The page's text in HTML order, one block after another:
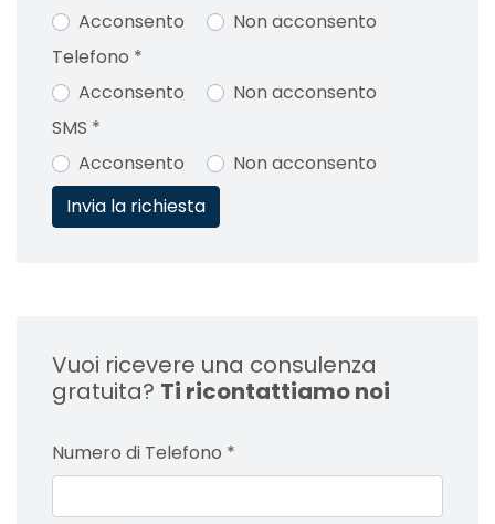
Acconsento
Non acconsento
Telefono *
Acconsento
Non acconsento
SMS *
Acconsento
Non acconsento
Vuoi ricevere una consulenza
gratuita? Ti ricontattiamo noi
Numero di Telefono *